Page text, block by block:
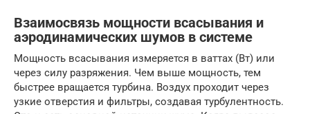
Взаимосвязь мощности всасывания и
аэродинамических шумов в системе
Мощность всасывания измеряется в ваттах (Вт) или
через силу разряжения. Чем выше мощность, тем
быстрее вращается турбина. Воздух проходит через
узкие отверстия и фильтры, создавая турбулентность.